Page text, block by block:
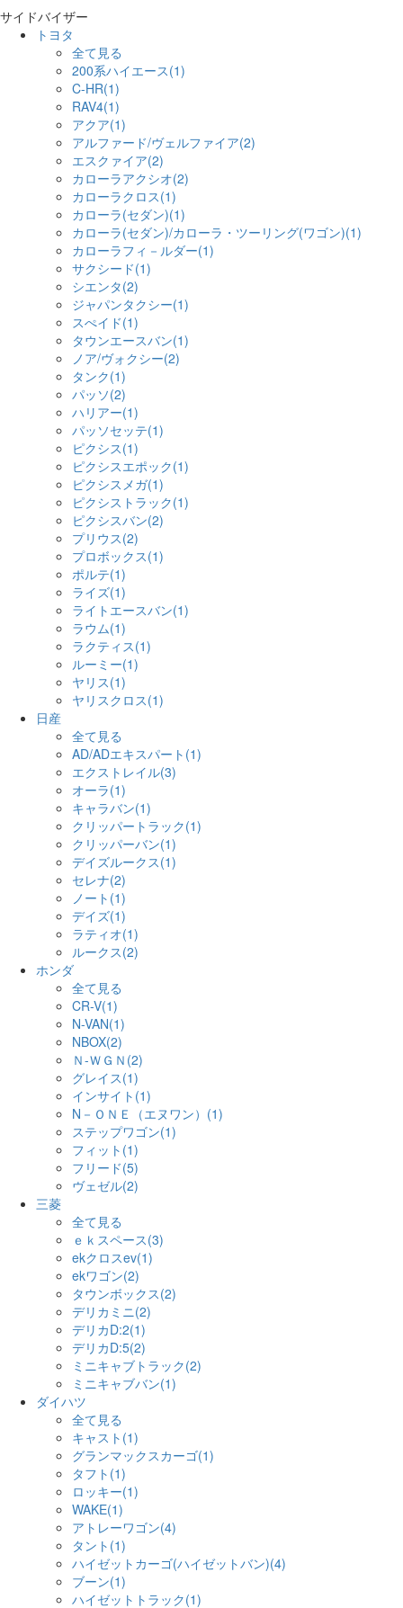
サイドバイザー
トヨタ
全て見る
200系ハイエース(1)
C-HR(1)
RAV4(1)
アクア(1)
アルファード/ヴェルファイア(2)
エスクァイア(2)
カローラアクシオ(2)
カローラクロス(1)
カローラ(セダン)(1)
カローラ(セダン)/カローラ・ツーリング(ワゴン)(1)
カローラフィ－ルダー(1)
サクシード(1)
シエンタ(2)
ジャパンタクシー(1)
スぺイド(1)
タウンエースバン(1)
ノア/ヴォクシー(2)
タンク(1)
パッソ(2)
ハリアー(1)
パッソセッテ(1)
ピクシス(1)
ピクシスエポック(1)
ピクシスメガ(1)
ピクシストラック(1)
ピクシスバン(2)
プリウス(2)
プロボックス(1)
ポルテ(1)
ライズ(1)
ライトエースバン(1)
ラウム(1)
ラクティス(1)
ルーミー(1)
ヤリス(1)
ヤリスクロス(1)
日産
全て見る
AD/ADエキスパート(1)
エクストレイル(3)
オーラ(1)
キャラバン(1)
クリッパートラック(1)
クリッパーバン(1)
デイズルークス(1)
セレナ(2)
ノート(1)
デイズ(1)
ラティオ(1)
ルークス(2)
ホンダ
全て見る
CR-V(1)
N-VAN(1)
NBOX(2)
Ｎ-ＷＧＮ(2)
グレイス(1)
インサイト(1)
N－ＯＮＥ（エヌワン）(1)
ステップワゴン(1)
フィット(1)
フリード(5)
ヴェゼル(2)
三菱
全て見る
ｅｋスペース(3)
ekクロスev(1)
ekワゴン(2)
タウンボックス(2)
デリカミニ(2)
デリカD:2(1)
デリカD:5(2)
ミニキャブトラック(2)
ミニキャブバン(1)
ダイハツ
全て見る
キャスト(1)
グランマックスカーゴ(1)
タフト(1)
ロッキー(1)
WAKE(1)
アトレーワゴン(4)
タント(1)
ハイゼットカーゴ(ハイゼットバン)(4)
ブーン(1)
ハイゼットトラック(1)